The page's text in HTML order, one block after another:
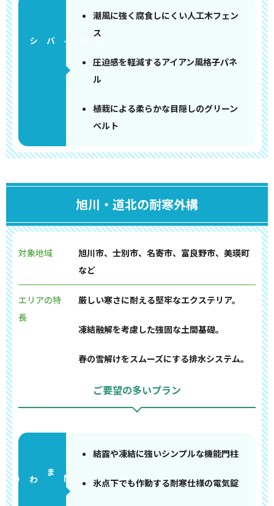
潮風に強く腐食しにくい人工木フェン
ス
圧迫感を軽減するアイアン風格子パネ
ル
植栽による柔らかな目隠しのグリーン
ベルト
旭川・道北の耐寒外構
対象地域
旭川市、士別市、名寄市、富良野市、美瑛町
など
エリアの特
長
厳しい寒さに耐える堅牢なエクステリア。
凍結融解を考慮した強固な土間基礎。
春の雪解けをスムーズにする排水システム。
ご要望の多いプラン
門まわり
結露や凍結に強いシンプルな機能門柱
氷点下でも作動する耐寒仕様の電気錠